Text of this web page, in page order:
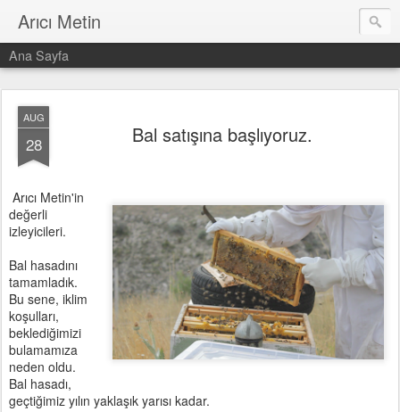
Arıcı Metin
Ana Sayfa
AUG
28 Bal satışına başlıyoruz.
Arıcı Metin'in
değerli
izleyicileri.
Bal hasadını
tamamladık.
Bu sene, iklim
koşulları,
beklediğimizi
bulamamıza
neden oldu.
Bal hasadı,
geçtiğimiz yılın yaklaşık yarısı kadar.